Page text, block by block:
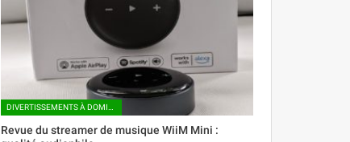
Revue du streamer de musique WiiM Mini :